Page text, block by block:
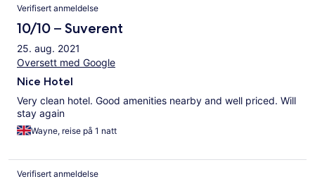
Verifisert anmeldelse
10/10 – Suverent
25. aug. 2021
Oversett med Google
Nice Hotel
Very clean hotel. Good amenities nearby and well priced. Will
stay again
Wayne, reise på 1 natt
Verifisert anmeldelse